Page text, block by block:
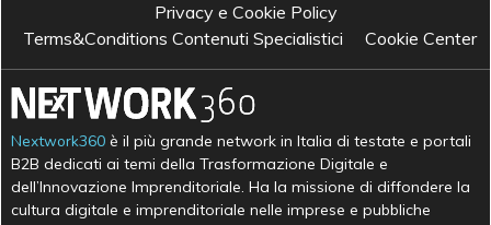
Privacy e Cookie Policy
Terms&Conditions Contenuti Specialistici
Cookie Center
Nextwork360 è il più grande network in Italia di testate e portali
B2B dedicati ai temi della Trasformazione Digitale e
dell’Innovazione Imprenditoriale. Ha la missione di diffondere la
cultura digitale e imprenditoriale nelle imprese e pubbliche